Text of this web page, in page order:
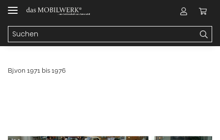
Bj.von 1971 bis 1976